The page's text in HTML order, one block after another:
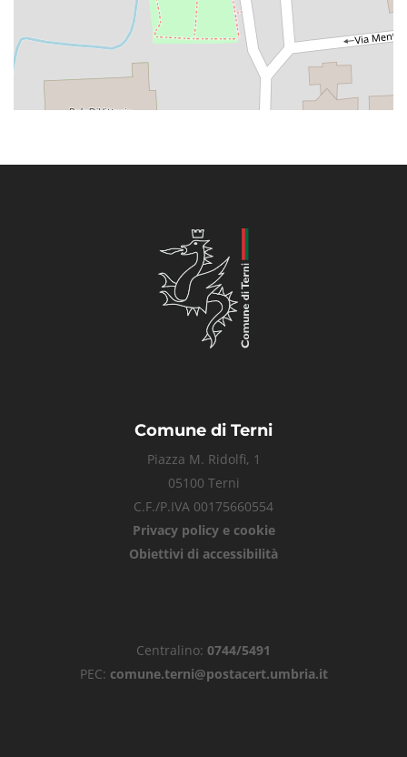
Comune di Terni
Piazza M. Ridolfi, 1
05100 Terni
C.F./P.IVA 00175660554
Privacy policy e cookie
Obiettivi di accessibilità
Centralino: 0744/5491
PEC: comune.terni@postacert.umbria.it